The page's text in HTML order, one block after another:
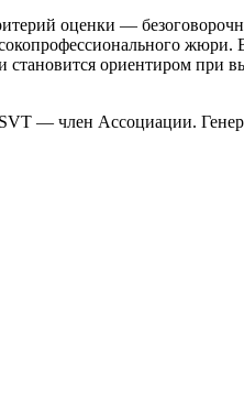
оценки —
жюри. В
становится ориентиром при
— член Ассоциации.